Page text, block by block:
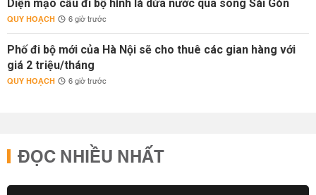
Diện mạo cầu đi bộ hình lá dừa nước qua sông Sài Gòn
QUY HOẠCH 6 giờ trước
Phố đi bộ mới của Hà Nội sẽ cho thuê các gian hàng với
giá 2 triệu/tháng
QUY HOẠCH 6 giờ trước
ĐỌC NHIỀU NHẤT